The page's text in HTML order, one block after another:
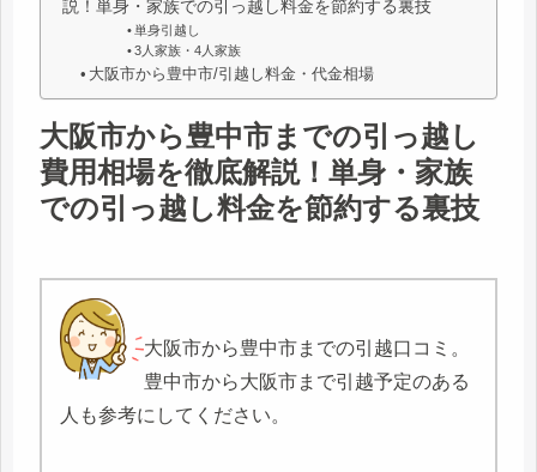
説！単身・家族での引っ越し料金を節約する裏技
単身引越し
3人家族・4人家族
大阪市から豊中市/引越し料金・代金相場
大阪市から豊中市までの引っ越し
費用相場を徹底解説！単身・家族
での引っ越し料金を節約する裏技
大阪市から豊中市までの引越口コミ。
豊中市から大阪市まで引越予定のある
人も参考にしてください。